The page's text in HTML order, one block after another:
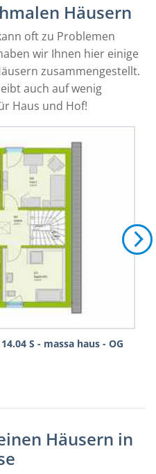
Häusern
oft zu Problemen
wir Ihnen hier einige
zusammengestellt.
auch auf wenig
Haus und Hof!
S - massa haus - OG
Häusern in